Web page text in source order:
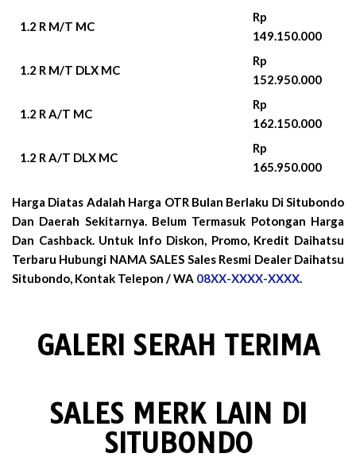
1.2 R M/T MC
Rp
149.150.000
1.2 R M/T DLX MC
Rp
152.950.000
1.2 R A/T MC
Rp
162.150.000
1.2 R A/T DLX MC
Rp
165.950.000
Harga Diatas Adalah Harga OTR Bulan Berlaku Di Situbondo
Dan Daerah Sekitarnya. Belum Termasuk Potongan Harga
Dan Cashback. Untuk Info Diskon, Promo, Kredit Daihatsu
Terbaru Hubungi NAMA SALES Sales Resmi Dealer Daihatsu
Situbondo, Kontak Telepon / WA 08XX-XXXX-XXXX.
GALERI SERAH TERIMA
SALES MERK LAIN DI
SITUBONDO